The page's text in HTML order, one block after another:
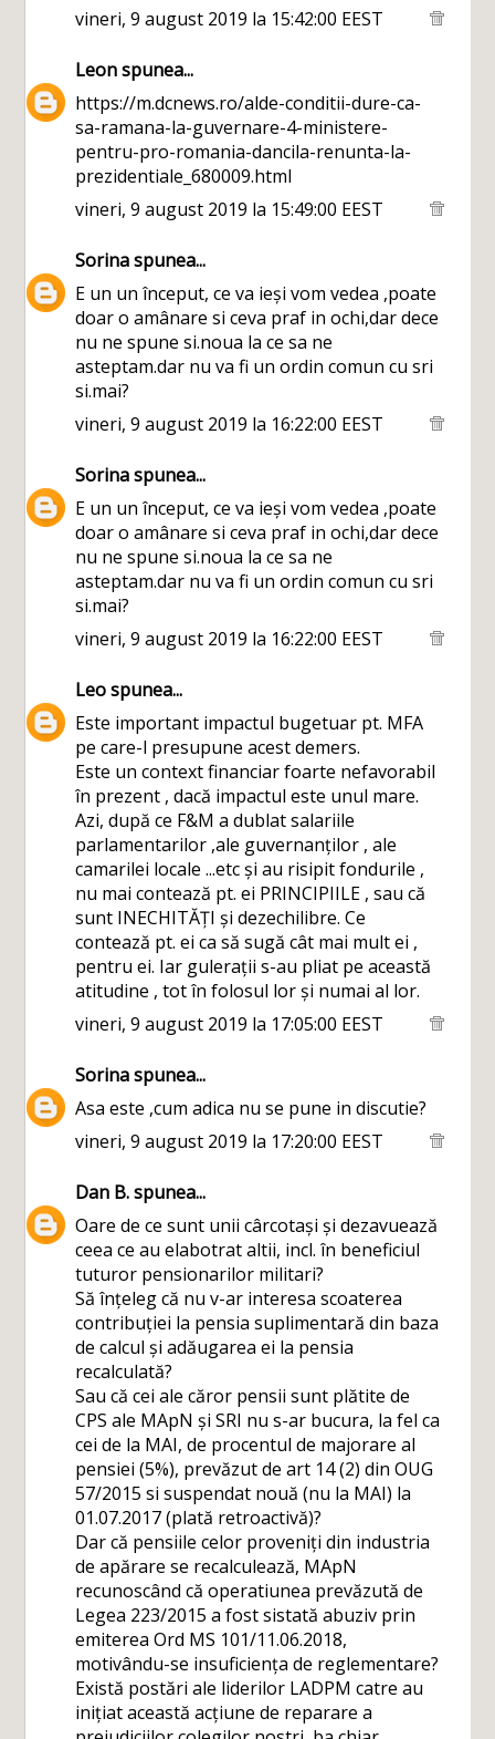
vineri, 9 august 2019 la 15:42:00 EEST
Leonspunea...
https://m.dcnews.ro/alde-conditii-dure-ca-
sa-ramana-la-guvernare-4-ministere-
pentru-pro-romania-dancila-renunta-la-
prezidentiale_680009.html
vineri, 9 august 2019 la 15:49:00 EEST
Sorinaspunea...
E un un început, ce va ieși vom vedea ,poate
doar o amânare si ceva praf in ochi,dar dece
nu ne spune si.noua la ce sa ne
asteptam.dar nu va fi un ordin comun cu sri
si.mai?
vineri, 9 august 2019 la 16:22:00 EEST
Sorinaspunea...
E un un început, ce va ieși vom vedea ,poate
doar o amânare si ceva praf in ochi,dar dece
nu ne spune si.noua la ce sa ne
asteptam.dar nu va fi un ordin comun cu sri
si.mai?
vineri, 9 august 2019 la 16:22:00 EEST
Leospunea...
Este important impactul bugetuar pt. MFA
pe care-l presupune acest demers.
Este un context financiar foarte nefavorabil
în prezent , dacă impactul este unul mare.
Azi, după ce F&M a dublat salariile
parlamentarilor ,ale guvernanților , ale
camarilei locale ...etc și au risipit fondurile ,
nu mai contează pt. ei PRINCIPIILE , sau că
sunt INECHITĂȚI și dezechilibre. Ce
contează pt. ei ca să sugă cât mai mult ei ,
pentru ei. Iar gulerații s-au pliat pe această
atitudine , tot în folosul lor și numai al lor.
vineri, 9 august 2019 la 17:05:00 EEST
Sorinaspunea...
Asa este ,cum adica nu se pune in discutie?
vineri, 9 august 2019 la 17:20:00 EEST
Dan B.spunea...
Oare de ce sunt unii cârcotași și dezavuează
ceea ce au elabotrat altii, incl. în beneficiul
tuturor pensionarilor militari?
Să înțeleg că nu v-ar interesa scoaterea
contribuției la pensia suplimentară din baza
de calcul și adăugarea ei la pensia
recalculată?
Sau că cei ale căror pensii sunt plătite de
CPS ale MApN și SRI nu s-ar bucura, la fel ca
cei de la MAI, de procentul de majorare al
pensiei (5%), prevăzut de art 14 (2) din OUG
57/2015 si suspendat nouă (nu la MAI) la
01.07.2017 (plată retroactivă)?
Dar că pensiile celor proveniți din industria
de apărare se recalculează, MApN
recunoscând că operatiunea prevăzută de
Legea 223/2015 a fost sistată abuziv prin
emiterea Ord MS 101/11.06.2018,
motivându-se insuficiența de reglementare?
Există postări ale liderilor LADPM catre au
inițiat această acțiune de reparare a